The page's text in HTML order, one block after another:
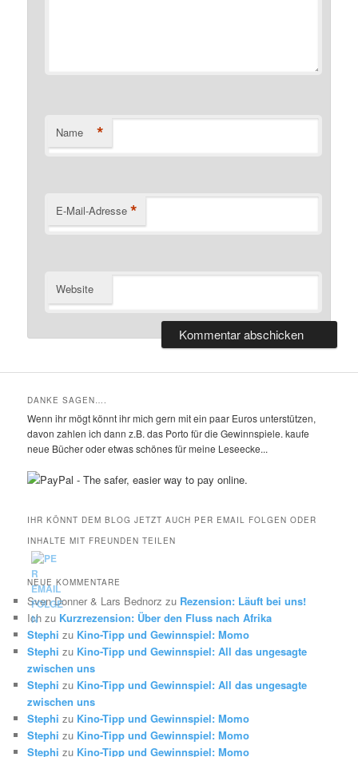
Name *
E-Mail-Adresse *
Website
DANKE SAGEN….
Wenn ihr mögt könnt ihr mich gern mit ein paar Euros unterstützen,
davon zahlen ich dann z.B. das Porto für die Gewinnspiele. kaufe
neue Bücher oder etwas schönes für meine Leseecke...
IHR KÖNNT DEM BLOG JETZT AUCH PER EMAIL FOLGEN ODER
INHALTE MIT FREUNDEN TEILEN
NEUE KOMMENTARE
Sven Donner & Lars Bednorz zu Rezension: Läuft bei uns!
Ich zu Kurzrezension: Über den Fluss nach Afrika
Stephi zu Kino-Tipp und Gewinnspiel: Momo
Stephi zu Kino-Tipp und Gewinnspiel: All das ungesagte
zwischen uns
Stephi zu Kino-Tipp und Gewinnspiel: All das ungesagte
zwischen uns
Stephi zu Kino-Tipp und Gewinnspiel: Momo
Stephi zu Kino-Tipp und Gewinnspiel: Momo
Stephi zu Kino-Tipp und Gewinnspiel: Momo